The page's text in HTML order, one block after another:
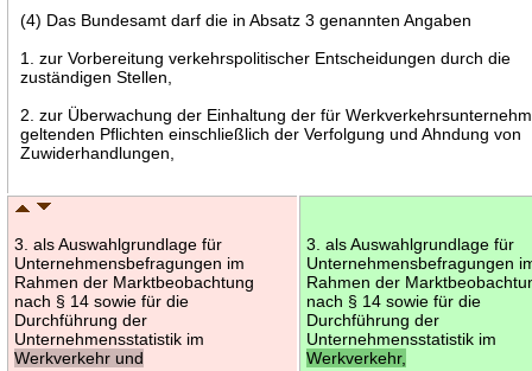
(4) Das Bundesamt darf die in Absatz 3 genannten Angaben
1. zur Vorbereitung verkehrspolitischer Entscheidungen durch die
zuständigen Stellen,
2. zur Überwachung der Einhaltung der für
geltenden Pflichten einschließlich der Verfolgung und Ahndung von
Zuwiderhandlungen,
3. als Auswahlgrundlage für
Unternehmensbefragungen im
Rahmen der Marktbeobachtung
nach § 14 sowie für die
Durchführung der
Unternehmensstatistik im
Werkverkehr und
3. als Auswahlgrundlage für
Unternehmensbefragungen
Rahmen der
nach § 14 sowie für die
Durchführung der
Unternehmensstatistik im
Werkverkehr,